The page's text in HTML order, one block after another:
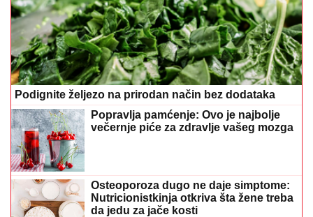
Podignite željezo na prirodan način bez dodataka
Popravlja pamćenje: Ovo je najbolje
večernje piće za zdravlje vašeg mozga
Osteoporoza dugo ne daje simptome:
Nutricionistkinja otkriva šta žene treba
da jedu za jače kosti